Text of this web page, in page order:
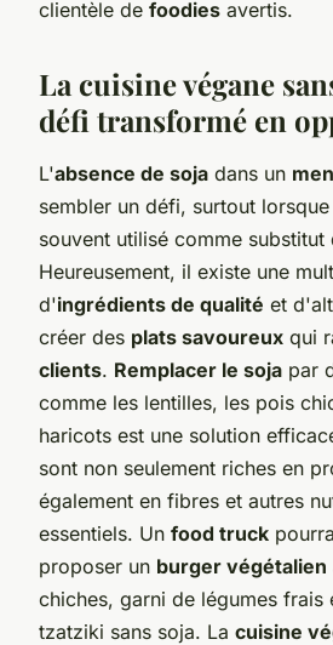
clientèle de foodies avertis.
La cuisine végane
défi transformé en
L'absence de soja dans un
sembler un défi, surtout
souvent utilisé comme substitut
Heureusement, il existe une
d'ingrédients de qualité et
créer des plats savoureux qui
clients. Remplacer le soja par
comme les lentilles, les pois
haricots est une solution
sont non seulement riches en
également en fibres et autres
essentiels. Un food truck
proposer un burger végétalien
chiches, garni de légumes frais
tzatziki sans soja. La cuisine